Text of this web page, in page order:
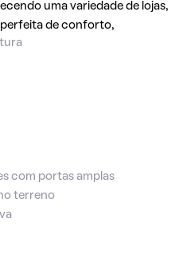
uma variedade de lojas,
de conforto,
com portas amplas
terreno